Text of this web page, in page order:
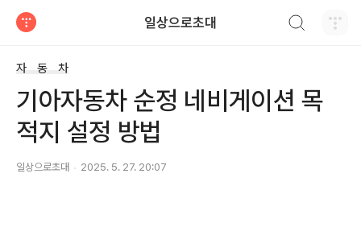
일상으로초대
자 동 차
기아자동차 순정 네비게이션 목
적지 설정 방법
일상으로초대 2025. 5. 27. 20:07